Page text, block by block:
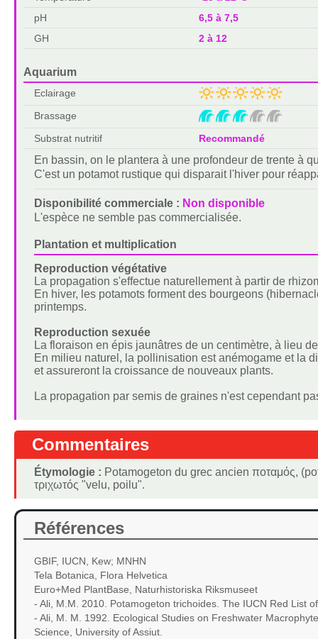
pH
6,5 à 7,5
GH
2 à 12
Aquarium
Eclairage
Brassage
Substrat nutritif
Recommandé
En bassin, on le plantera à une profondeur de trente à
C'est un potamot rustique qui disparait l'hiver pour
Disponibilité commerciale : Non disponible
L'espèce ne semble pas commercialisée.
Plantation et multiplication
Reproduction végétative
La propagation s'effectue naturellement à partir de
En hiver, les potamots forment des bourgeons
printemps.
Reproduction sexuée
La floraison en épis jaunâtres de un centimètre, à lieu
En milieu naturel, la pollinisation est anémogame et la
et assureront la croissance de nouveaux plants.
La propagation par semis de graines n'est cependant
Commentaires
Étymologie : Potamogeton du grec ancien ποταμός,
τριχωτός "velu, poilu".
Références
GBIF, IUCN, Kew; MNHN
Tela Botanica, Flora Helvetica
Euro+Med PlantBase, Naturhistoriska Riksmuseet
- Ali, M.M. 2010. Potamogeton trichoides. The IUCN Red List
- Ali, M. M. 1992. Ecological Studies on Freshwater
Science, University of Assiut.